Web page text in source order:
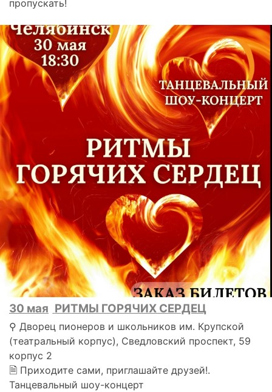
пропускать!
30 мая РИТМЫ ГОРЯЧИХ СЕРДЕЦ
⚲ Дворец пионеров и школьников им. Крупской
(театральный корпус), Сведловский проспект, 59
корпус 2
🗎 Приходите сами, приглашайте друзей!.
Танцевальный шоу-концерт